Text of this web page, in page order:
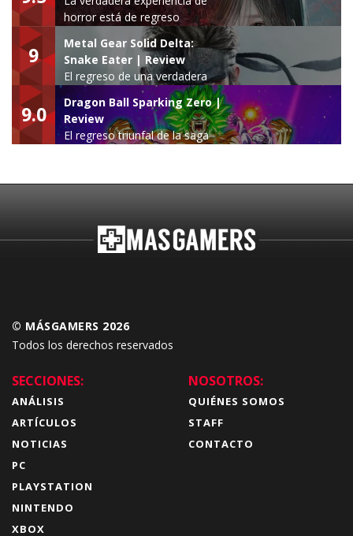
horror está de regreso
9
Metal Gear Solid Delta:
Snake Eater | Review
El regreso de una verdadera
leyenda
9.0
Dragon Ball Sparking Zero |
Review
El regreso triunfal de la saga
© MÁSGAMERS 2026
Todos los derechos reservados
SECCIONES:
ANÁLISIS
ARTÍCULOS
NOTICIAS
PC
PLAYSTATION
NINTENDO
XBOX
NOSOTROS:
QUIÉNES SOMOS
STAFF
CONTACTO